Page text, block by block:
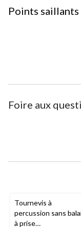
Points
Foire aux
Tournevis à
percussion sans
à prise